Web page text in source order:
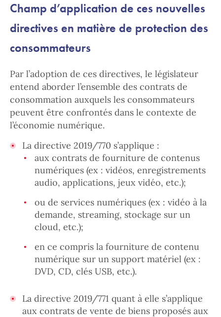
Champ d’application de ces nouvelles
directives en matière de protection des
consommateurs
Par l’adoption de ces directives, le législateur
entend aborder l’ensemble des contrats de
consommation auxquels les consommateurs
peuvent être confrontés dans le contexte de
l’économie numérique.
La directive 2019/770 s’applique :
aux contrats de fourniture de contenus
numériques (ex : vidéos, enregistrements
audio, applications, jeux vidéo, etc.);
ou de services numériques (ex : vidéo à la
demande, streaming, stockage sur un
cloud, etc.);
en ce compris la fourniture de contenu
numérique sur un support matériel (ex :
DVD, CD, clés USB, etc.).
La directive 2019/771 quant à elle s’applique
aux contrats de vente de biens proposés aux